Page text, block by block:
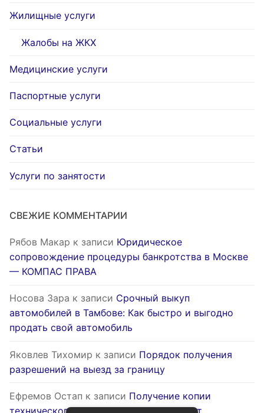
Жилищные услуги
Жалобы на ЖКХ
Медицинские услуги
Паспортные услуги
Социальные услуги
Статьи
Услуги по занятости
СВЕЖИЕ КОММЕНТАРИИ
Рябов Макар к записи Юридическое
сопровождение процедуры банкротства в Москве
— КОМПАС ПРАВА
Носова Зара к записи Срочный выкуп
автомобилей в Тамбове: Как быстро и выгодно
продать свой автомобиль
Яковлев Тихомир к записи Порядок получения
разрешений на выезд за границу
Ефремов Остап к записи Получение копии
технического паспорта на жилой объект